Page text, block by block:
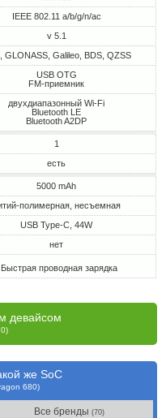
IEEE 802.11 a/b/g/n/ac
v 5.1
GLONASS, Galileo, BDS, QZSS
USB OTG
FM-приемник
двухдиапазонный Wi-Fi
Bluetooth LE
Bluetooth A2DP
1
есть
5000 mAh
полимерная, несъемная
USB Type-C, 44W
нет
Быстрая проводная зарядка
девайсом
же SoC
680)
Все бренды(70)